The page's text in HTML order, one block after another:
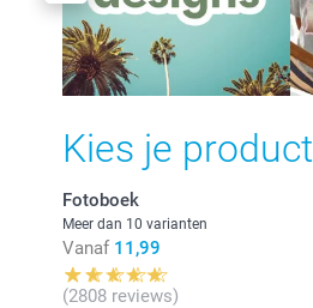
Kies je product
Fotoboek
Meer dan 10 varianten
Vanaf 11,99
(2808 reviews)